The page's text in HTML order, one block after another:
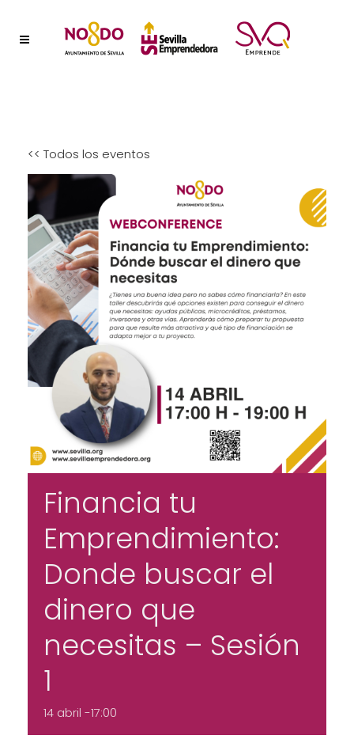
<< Todos los eventos
Financia tu
Emprendimiento:
Donde buscar el
dinero que
necesitas – Sesión
1
14 abril -17:00